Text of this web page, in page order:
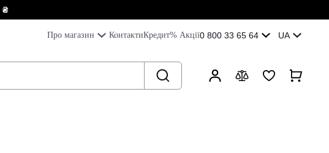
₴
Про магазин КонтактиКредит% Акції0 800 33 65 64 UA